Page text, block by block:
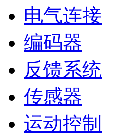
电气连接
编码器
反馈系统
传感器
运动控制